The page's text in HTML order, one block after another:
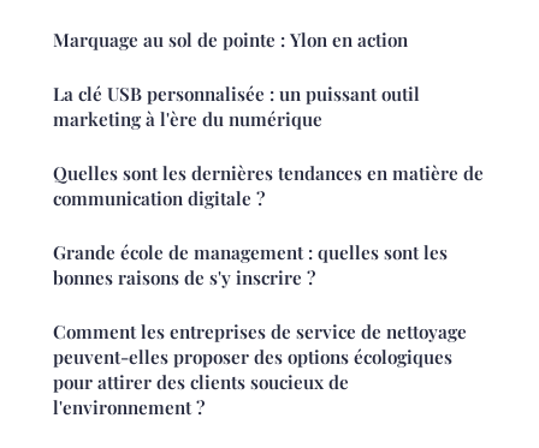
Marquage au sol de pointe : Ylon en action
La clé USB personnalisée : un puissant outil
marketing à l'ère du numérique
Quelles sont les dernières tendances en matière de
communication digitale ?
Grande école de management : quelles sont les
bonnes raisons de s'y inscrire ?
Comment les entreprises de service de nettoyage
peuvent-elles proposer des options écologiques
pour attirer des clients soucieux de
l'environnement ?